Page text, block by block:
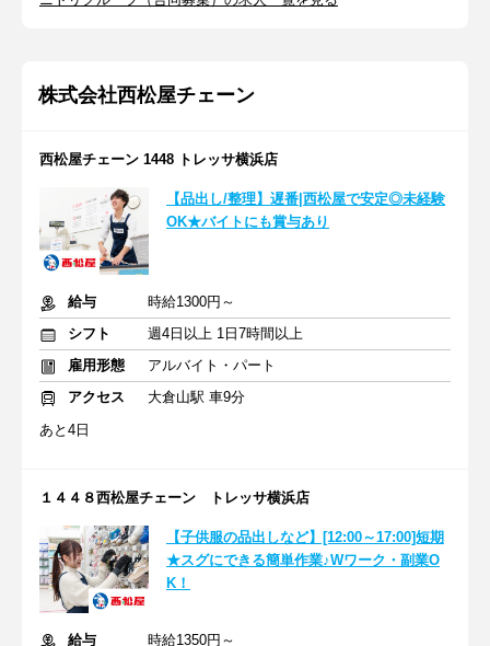
株式会社西松屋チェーン
西松屋チェーン 1448 トレッサ横浜店
【品出し/整理】遅番|西松屋で安定◎未経験
OK★バイトにも賞与あり
給与
時給1300円～
シフト
週4日以上 1日7時間以上
雇用形態
アルバイト・パート
アクセス
大倉山駅 車9分
あと4日
１４４８西松屋チェーン トレッサ横浜店
【子供服の品出しなど】[12:00～17:00]短期
★スグにできる簡単作業♪Wワーク・副業O
K！
給与
時給1350円～